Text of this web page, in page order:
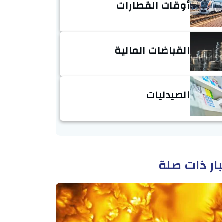
أوقات القطارات
القباضات المالية
الصيدليات
ذات صلة